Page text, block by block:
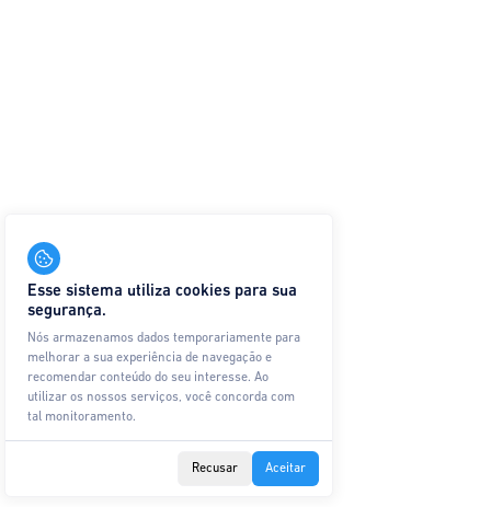
Esse sistema utiliza cookies para sua
segurança.
Nós armazenamos dados temporariamente para
melhorar a sua experiência de navegação e
recomendar conteúdo do seu interesse. Ao
utilizar os nossos serviços, você concorda com
tal monitoramento.
Recusar Aceitar